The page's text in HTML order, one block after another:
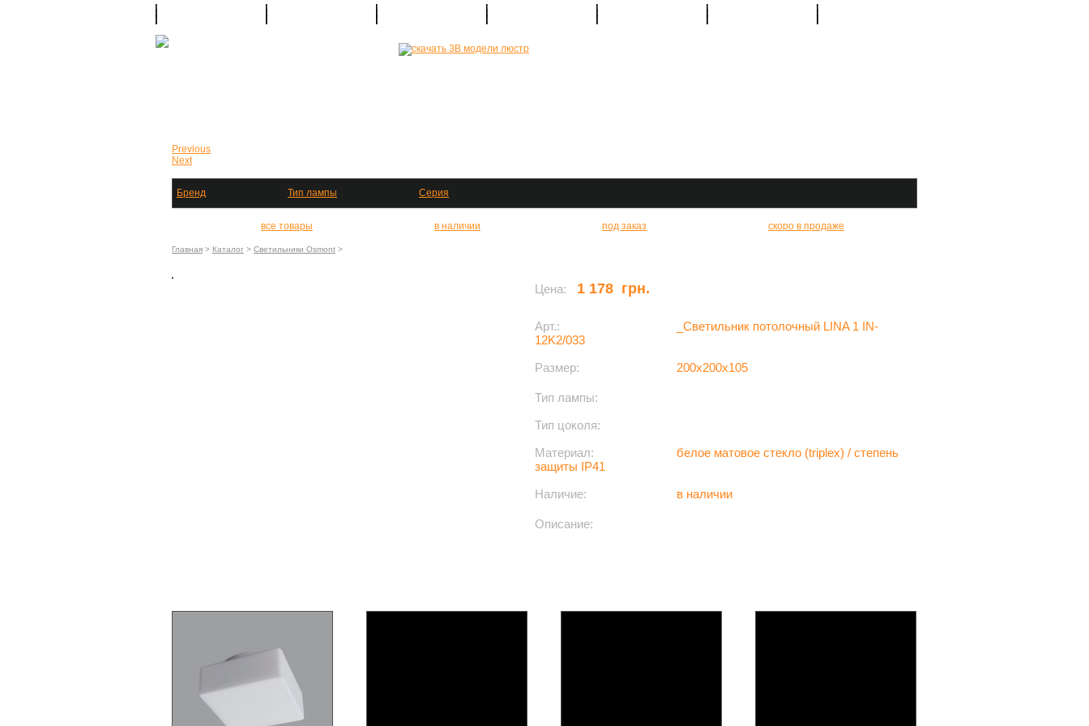
Previous
Next
Бренд Тип лампы Серия
все товары в наличии под заказ скоро в продаже
Главная > Каталог > Светильники Osmont >
Цена: 1 178 грн.
Арт.: _Светильник потолочный LINA 1 IN-
12K2/033
Размер: 200x200x105
Тип лампы:
Тип цоколя:
Материал:
белое матовое стекло (triplex) / степень
защиты IP41
Наличие: в наличии
Описание: